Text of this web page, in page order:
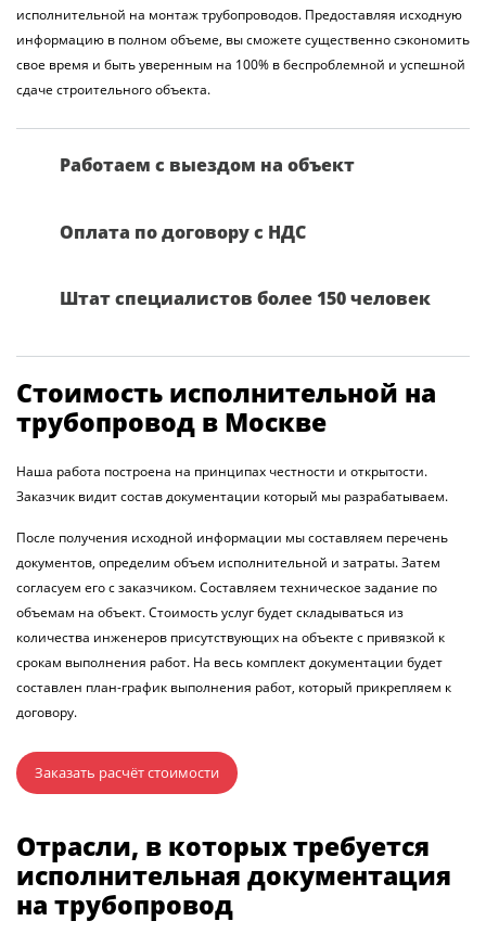
исполнительной на монтаж трубопроводов. Предоставляя исходную
информацию в полном объеме, вы сможете существенно сэкономить
свое время и быть уверенным на 100% в беспроблемной и успешной
сдаче строительного объекта.
Работаем с выездом на объект
Оплата по договору с НДС
Штат специалистов более 150 человек
Стоимость исполнительной на
трубопровод в Москве
Наша работа построена на принципах честности и открытости.
Заказчик видит состав документации который мы разрабатываем.
После получения исходной информации мы составляем перечень
документов, определим объем исполнительной и затраты. Затем
согласуем его с заказчиком. Составляем техническое задание по
объемам на объект. Стоимость услуг будет складываться из
количества инженеров присутствующих на объекте с привязкой к
срокам выполнения работ. На весь комплект документации будет
составлен план-график выполнения работ, который прикрепляем к
договору.
Заказать расчёт стоимости
Отрасли, в которых требуется
исполнительная документация
на трубопровод